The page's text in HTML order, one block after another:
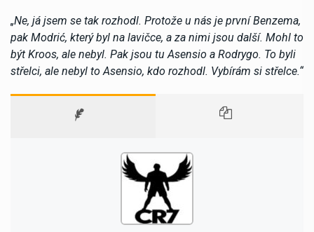
„Ne, já jsem se tak rozhodl. Protože u nás je první Benzema,
pak Modrić, který byl na lavičce, a za nimi jsou další. Mohl to
být Kroos, ale nebyl. Pak jsou tu Asensio a Rodrygo. To byli
střelci, ale nebyl to Asensio, kdo rozhodl. Vybírám si střelce.“